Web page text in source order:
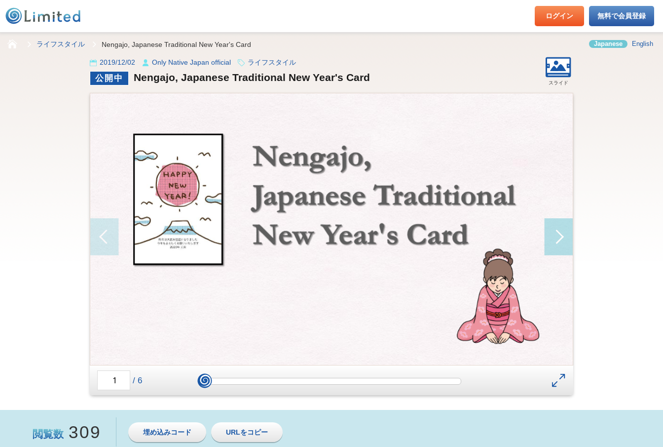
ログイン 無料で会員登録
HOMEライフスタイル Nengajo, Japanese Traditional New Year's Card Japanese English
2019/12/02 Only Native Japan official ライフスタイル
公開中 Nengajo, Japanese Traditional New Year's Card スライド
/6
閲覧数 309 埋め込みコード URLをコピー